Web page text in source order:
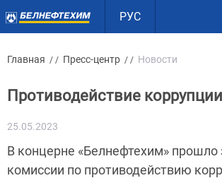
РУС
Главная / / Пресс-центр / / Новости
Противодействие коррупции
25.05.2023
В концерне «Белнефтехим» прошло
комиссии по противодействию